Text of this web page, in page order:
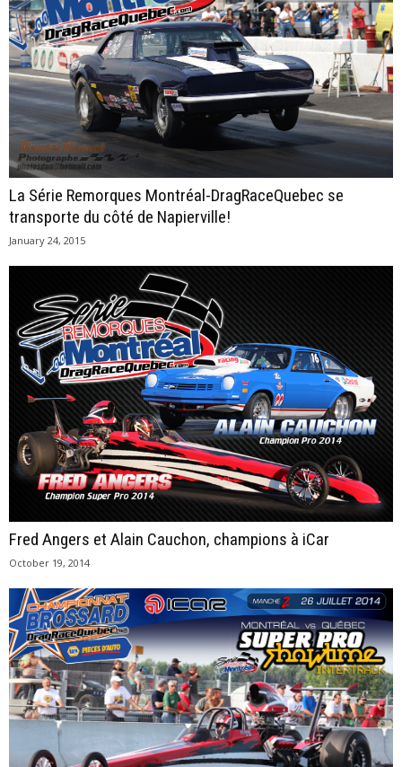
La Série Remorques Montréal-DragRaceQuebec se
transporte du côté de Napierville!
January 24, 2015
Fred Angers et Alain Cauchon, champions à iCar
October 19, 2014